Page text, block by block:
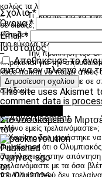
καλώς τα λένε. Και φυσικά
– Τι κρατάς για να γίνεις
σε δίδαξε;
«Ότι δεν πρέπει να
πιο εύκολα τελικά πέφτεις…»
– Την πρόκληση του CHL
«Πρόκειται για την
κάθε παίκτη να παίξει
ομίλους για να παίξουμε
ομάδων».
Advertisement
«Μόνο εμείς τρελαινόμαστε»;
Ο Χαρίσης δεν χρειάστηκε
συμφώνησε ότι ο Ολυμπιακός
αφοπλιστικός στην
τρελαινόμαστε με τα όσα
του Ολυμπιακού δεν
Σχόλιο*
Όνομα*
Email*
Ιστότοπος
Αποθήκευσε το
αυτόν τον πλοηγό για
This site uses Akismet
comment data is
Στο νοσοκομείο ο
του
Published
7 μήνες ago
on